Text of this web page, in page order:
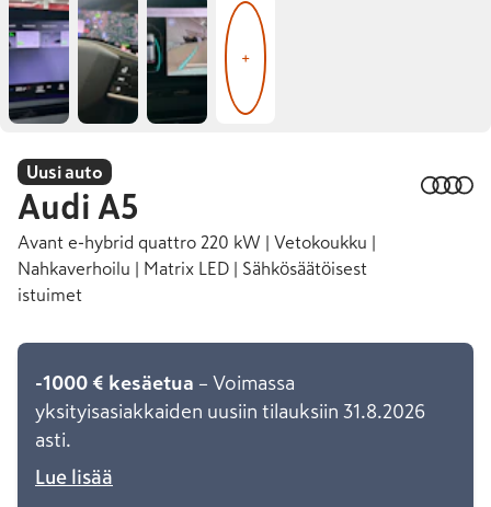
+
Uusi auto
Audi A5
Avant e-hybrid quattro 220 kW | Vetokoukku |
Nahkaverhoilu | Matrix LED | Sähkösäätöisest
istuimet
-1000 € kesäetua – Voimassa
yksityisasiakkaiden uusiin tilauksiin 31.8.2026
asti.
Lue lisää